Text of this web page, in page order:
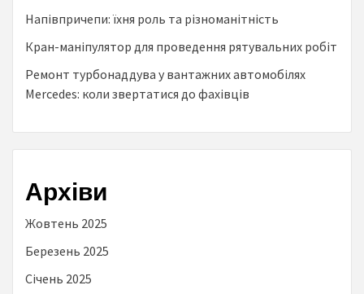
Напівпричепи: їхня роль та різноманітність
Кран-маніпулятор для проведення рятувальних робіт
Ремонт турбонаддува у вантажних автомобілях
Mercedes: коли звертатися до фахівців
Архіви
Жовтень 2025
Березень 2025
Січень 2025